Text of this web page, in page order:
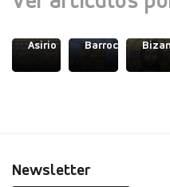
Asirio Barroco
Newsletter